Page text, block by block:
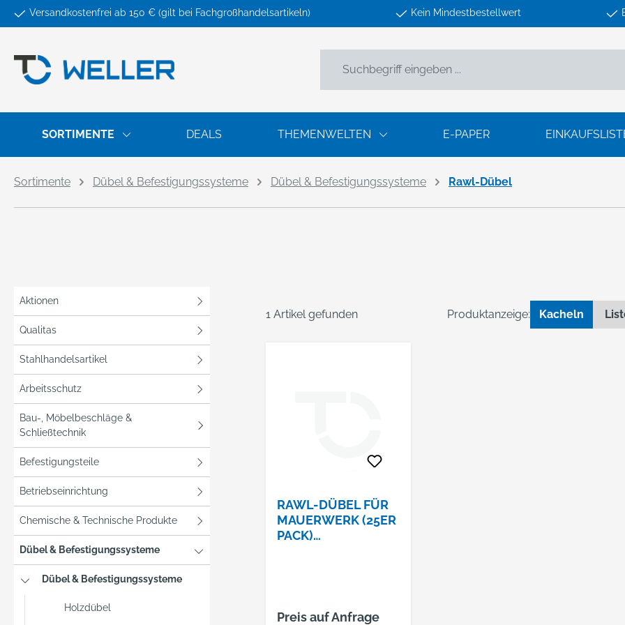
Zur Hauptnavigation springen
Versandkostenfrei ab 150 € (gilt bei Fachgroßhandelsartikeln) Kein Mindestbestellwert
SORTIMENTE DEALS THEMENWELTEN E-PAPER
Sortimente Dübel & Befestigungssysteme Dübel & Befestigungssysteme Rawl-Dübel
Aktionen
Qualitas
Stahlhandelsartikel
Arbeitsschutz
Bau-, Möbelbeschläge &
Schließtechnik
Befestigungsteile
Betriebseinrichtung
Chemische & Technische Produkte
Dübel & Befestigungssysteme
Dübel & Befestigungssysteme
Holzdübel
1 Artikel gefunden Produktanzeige: Kacheln
RAWL-DÜBEL FÜR
MAUERWERK (25ER
PACK)
Preis auf Anfrage